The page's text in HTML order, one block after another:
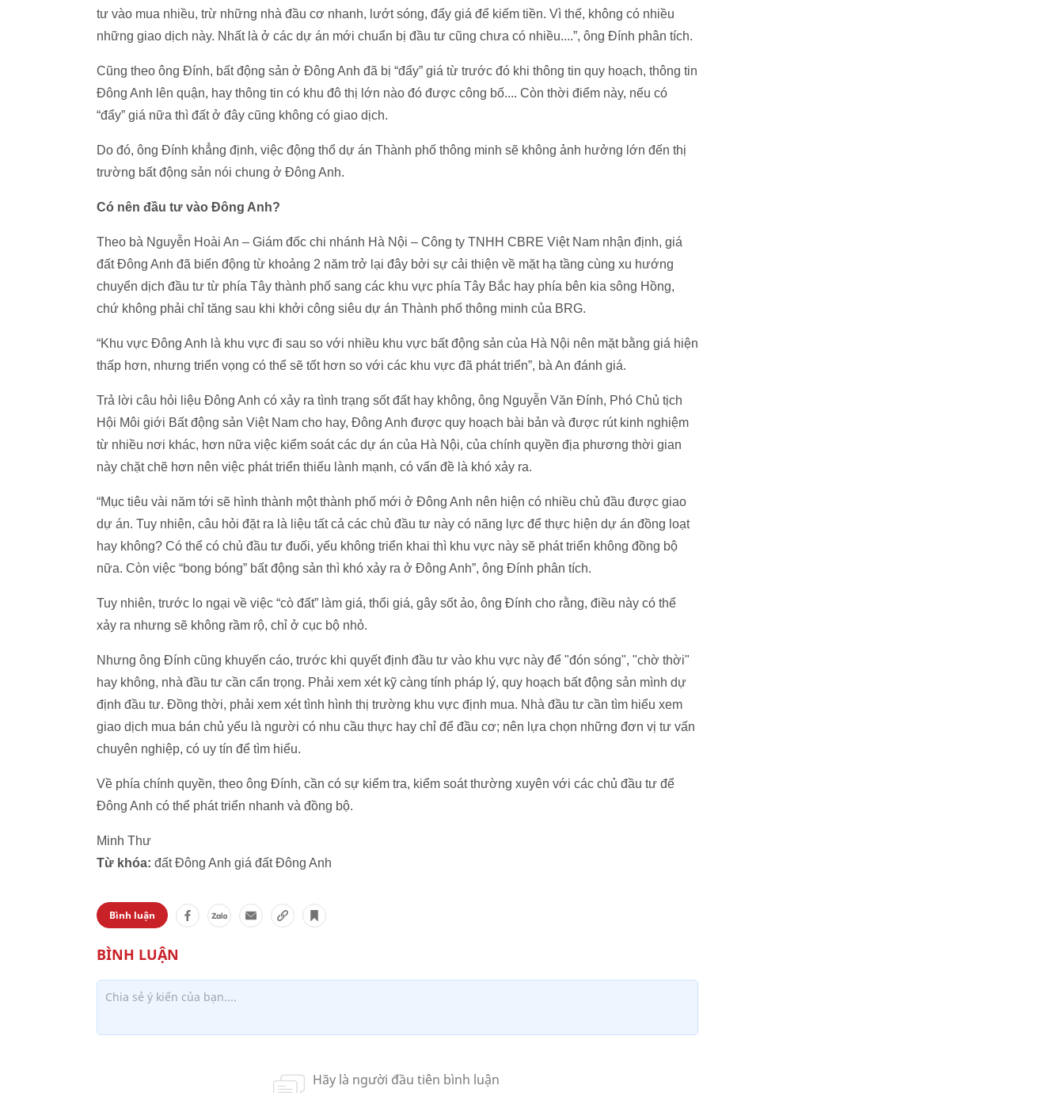
tư vào mua nhiều, trừ những nhà đầu cơ nhanh, lướt sóng, đẩy giá để kiếm tiền. Vì thế, không có nhiều
những giao dịch này. Nhất là ở các dự án mới chuẩn bị đầu tư cũng chưa có nhiều....”, ông Đính phân tích.
Cũng theo ông Đính, bất động sản ở Đông Anh đã bị “đẩy” giá từ trước đó khi thông tin quy hoạch, thông tin
Đông Anh lên quận, hay thông tin có khu đô thị lớn nào đó được công bố.... Còn thời điểm này, nếu có
“đẩy” giá nữa thì đất ở đây cũng không có giao dịch.
Do đó, ông Đính khẳng định, việc động thổ dự án Thành phố thông minh sẽ không ảnh hưởng lớn đến thị
trường bất động sản nói chung ở Đông Anh.
Có nên đầu tư vào Đông Anh?
Theo bà Nguyễn Hoài An – Giám đốc chi nhánh Hà Nội – Công ty TNHH CBRE Việt Nam nhận định, giá
đất Đông Anh đã biến động từ khoảng 2 năm trở lại đây bởi sự cải thiện về mặt hạ tầng cùng xu hướng
chuyển dịch đầu tư từ phía Tây thành phố sang các khu vực phía Tây Bắc hay phía bên kia sông Hồng,
chứ không phải chỉ tăng sau khi khởi công siêu dự án Thành phố thông minh của BRG.
“Khu vực Đông Anh là khu vực đi sau so với nhiều khu vực bất động sản của Hà Nội nên mặt bằng giá hiện
thấp hơn, nhưng triển vọng có thể sẽ tốt hơn so với các khu vực đã phát triển”, bà An đánh giá.
Trả lời câu hỏi liệu Đông Anh có xảy ra tình trạng sốt đất hay không, ông Nguyễn Văn Đính, Phó Chủ tịch
Hội Môi giới Bất động sản Việt Nam cho hay, Đông Anh được quy hoạch bài bản và được rút kinh nghiệm
từ nhiều nơi khác, hơn nữa việc kiểm soát các dự án của Hà Nội, của chính quyền địa phương thời gian
này chặt chẽ hơn nên việc phát triển thiếu lành mạnh, có vấn đề là khó xảy ra.
“Mục tiêu vài năm tới sẽ hình thành một thành phố mới ở Đông Anh nên hiện có nhiều chủ đầu được giao
dự án. Tuy nhiên, câu hỏi đặt ra là liệu tất cả các chủ đầu tư này có năng lực để thực hiện dự án đồng loạt
hay không? Có thể có chủ đầu tư đuối, yếu không triển khai thì khu vực này sẽ phát triển không đồng bộ
nữa. Còn việc “bong bóng” bất động sản thì khó xảy ra ở Đông Anh”, ông Đính phân tích.
Tuy nhiên, trước lo ngại về việc “cò đất” làm giá, thổi giá, gây sốt ảo, ông Đính cho rằng, điều này có thể
xảy ra nhưng sẽ không rầm rộ, chỉ ở cục bộ nhỏ.
Nhưng ông Đính cũng khuyến cáo, trước khi quyết định đầu tư vào khu vực này để "đón sóng", "chờ thời"
hay không, nhà đầu tư cần cẩn trọng. Phải xem xét kỹ càng tính pháp lý, quy hoạch bất động sản mình dự
định đầu tư. Đồng thời, phải xem xét tình hình thị trường khu vực định mua. Nhà đầu tư cần tìm hiểu xem
giao dịch mua bán chủ yếu là người có nhu cầu thực hay chỉ để đầu cơ; nên lựa chọn những đơn vị tư vấn
chuyên nghiệp, có uy tín để tìm hiểu.
Về phía chính quyền, theo ông Đính, cần có sự kiểm tra, kiểm soát thường xuyên với các chủ đầu tư để
Đông Anh có thể phát triển nhanh và đồng bộ.
Minh Thư
Từ khóa: đất Đông Anh giá đất Đông Anh
Bình luận